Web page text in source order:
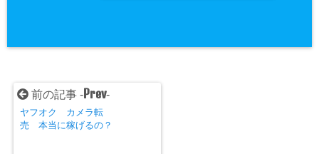
前の記事 - Prev-
ヤフオク カメラ転
売 本当に稼げるの？